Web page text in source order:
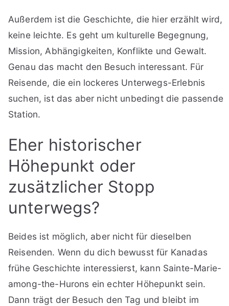
Außerdem ist die Geschichte, die hier erzählt wird,
keine leichte. Es geht um kulturelle Begegnung,
Mission, Abhängigkeiten, Konflikte und Gewalt.
Genau das macht den Besuch interessant. Für
Reisende, die ein lockeres Unterwegs-Erlebnis
suchen, ist das aber nicht unbedingt die passende
Station.
Eher historischer
Höhepunkt oder
zusätzlicher Stopp
unterwegs?
Beides ist möglich, aber nicht für dieselben
Reisenden. Wenn du dich bewusst für Kanadas
frühe Geschichte interessierst, kann Sainte-Marie-
among-the-Hurons ein echter Höhepunkt sein.
Dann trägt der Besuch den Tag und bleibt im